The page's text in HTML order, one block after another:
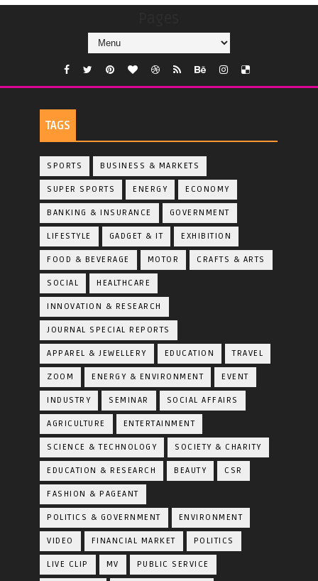
TAGS
SPORTS BUSINESS & MARKETS
SUPER SPORTS ENERGY ECONOMY
BANKING & INSURANCE GOVERNMENT
LIFESTYLE GADGET & IT EXHIBITION
FOOD & BEVERAGE MOTOR CRAFTS & ARTS
SOCIAL HEALTHCARE
INNOVATION & RESEARCH
JOURNAL SPECIAL REPORTS
APPAREL & JEWELLERY EDUCATION TRAVEL
ZOOM ENERGY & ENVIRONMENT EVENT
INDUSTRY SEMINAR SOCIAL AFFAIRS
AGRICULTURE ENTERTAINMENT
SCIENCE & TECHNOLOGY SOCIETY & CHARITY
EDUCATION & RESEARCH BEAUTY CSR
FASHION & PAGEANT
POLITICS & GOVERNMENT ENVIRONMENT
VIDEO FINANCIAL MARKET POLITICS
LIVE CLIP MV PUBLIC SERVICE